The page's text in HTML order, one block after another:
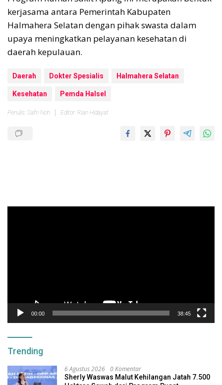
kerjasama antara Pemerintah Kabupaten
Halmahera Selatan dengan pihak swasta dalam
upaya meningkatkan pelayanan kesehatan di
daerah kepulauan.
Daerah Dokter Spesialis Halmahera Selatan
Kesehatan Pemda Halsel
Penulis: Safri Noh Editor: Rian Hidayat
00:00 38:45
Trending
6 Agustus 2026 0 Komentar
Sherly Waswas Malut Kehilangan Jatah 7.500